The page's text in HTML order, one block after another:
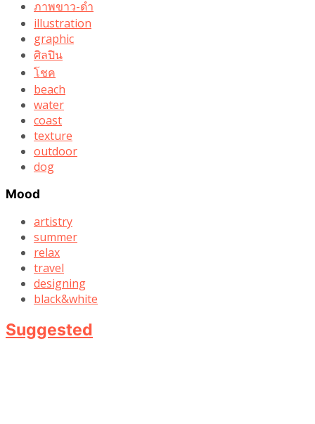
ภาพขาว-ดำ
illustration
graphic
ศิลปิน
โชค
beach
water
coast
texture
outdoor
dog
Mood
artistry
summer
relax
travel
designing
black&white
Suggested